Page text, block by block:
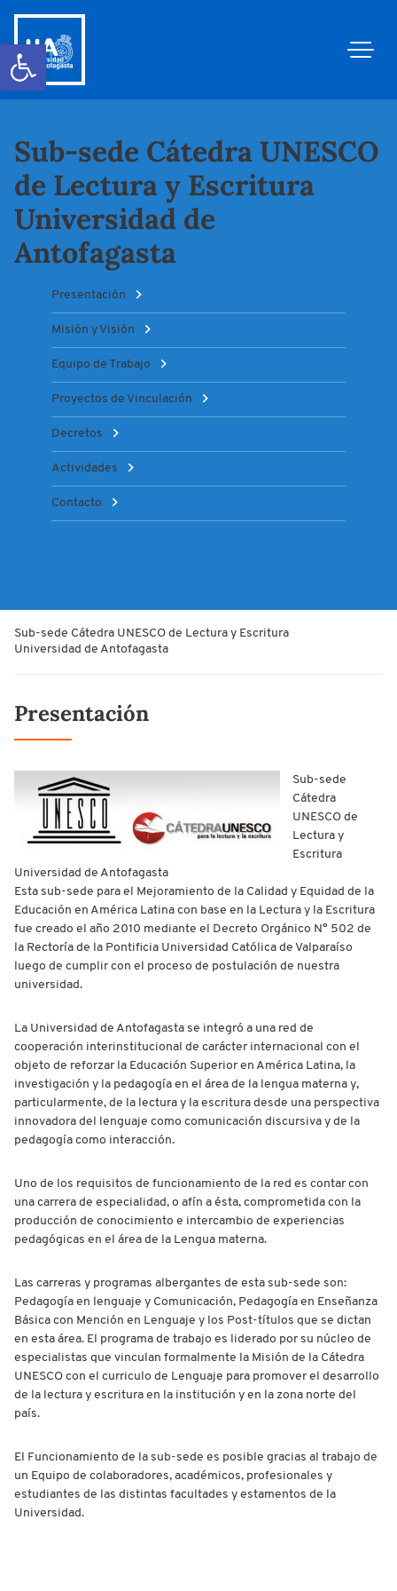
Abrir barra de herramientas
Sub-sede Cátedra UNESCO
de Lectura y Escritura
Universidad de
Antofagasta
Presentación
Misión y Visión
Equipo de Trabajo
Proyectos de Vinculación
Decretos
Actividades
Contacto
Sub-sede Cátedra UNESCO de Lectura y Escritura
Universidad de Antofagasta
Presentación
Sub-sede
Cátedra
UNESCO de
Lectura y
Escritura
Universidad de Antofagasta
Esta sub-sede para el Mejoramiento de la Calidad y Equidad de la
Educación en América Latina con base en la Lectura y la Escritura
fue creado el año 2010 mediante el Decreto Orgánico N° 502 de
la Rectoría de la Pontificia Universidad Católica de Valparaíso
luego de cumplir con el proceso de postulación de nuestra
universidad.
La Universidad de Antofagasta se integró a una red de
cooperación interinstitucional de carácter internacional con el
objeto de reforzar la Educación Superior en América Latina, la
investigación y la pedagogía en el área de la lengua materna y,
particularmente, de la lectura y la escritura desde una perspectiva
innovadora del lenguaje como comunicación discursiva y de la
pedagogía como interacción.
Uno de los requisitos de funcionamiento de la red es contar con
una carrera de especialidad, o afín a ésta, comprometida con la
producción de conocimiento e intercambio de experiencias
pedagógicas en el área de la Lengua materna.
Las carreras y programas albergantes de esta sub-sede son:
Pedagogía en lenguaje y Comunicación, Pedagogía en Enseñanza
Básica con Mención en Lenguaje y los Post-títulos que se dictan
en esta área. El programa de trabajo es liderado por su núcleo de
especialistas que vinculan formalmente la Misión de la Cátedra
UNESCO con el curriculo de Lenguaje para promover el desarrollo
de la lectura y escritura en la institución y en la zona norte del
país.
El Funcionamiento de la sub-sede es posible gracias al trabajo de
un Equipo de colaboradores, académicos, profesionales y
estudiantes de las distintas facultades y estamentos de la
Universidad.